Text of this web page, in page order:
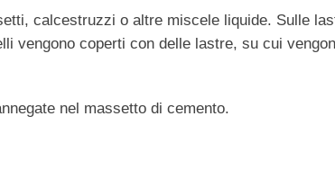
calcestruzzi o altre miscele liquide. Sulle
vengono coperti con delle lastre, su cui
nel massetto di cemento.